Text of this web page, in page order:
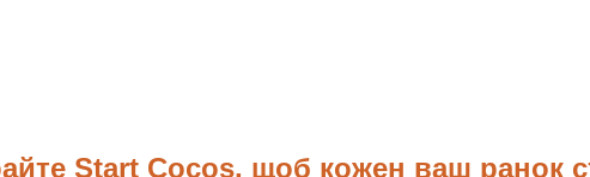
Start Cocos, щоб кожен ваш ранок